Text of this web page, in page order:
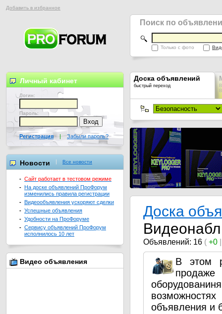
Добавить в избранное
Поиск по
Только с фото
Доска объявлений
быстрый переход
Доска
Объявлений: 16 ( +0
В этом
объявления и
Личный кабинет
Логин:
Пароль:
Регистрация | Забыли пароль?
Новости Все новости
- Сайт работает в тестовом режиме
- На доске объявлений ПроФорум
изменились правила регистрации
- Видеообъявления ускоряют сделки
- Успешные объявления
- Удобности на ПроФоруме
- Сервису объявлений ПроФорум
исполнилось 10 лет
Видео объявления